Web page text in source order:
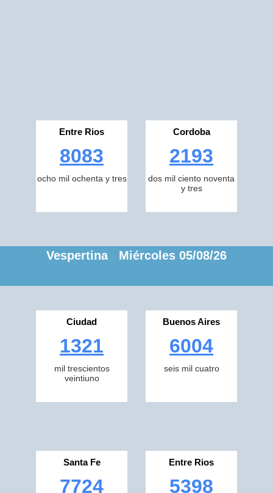
Entre Rios
8083
ocho mil ochenta y tres
Cordoba
2193
dos mil ciento noventa
y tres
Vespertina Miércoles 05/08/26
Ciudad
1321
mil trescientos
veintiuno
Buenos Aires
6004
seis mil cuatro
Santa Fe
7724
Entre Rios
5398